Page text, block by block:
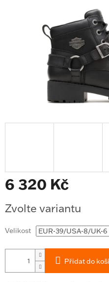
6 320 Kč
cena:
Zvolte variantu
Velikost
Přidat do